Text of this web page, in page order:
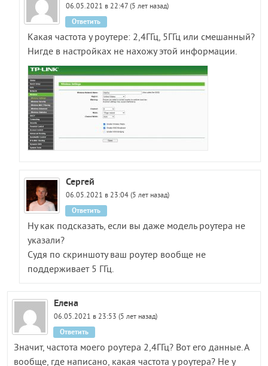
06.05.2021 в 22:47 (5 лет назад)
Какая частота у роутере: 2,4ГГц, 5ГГц или смешанный?
Нигде в настройках не нахожу этой информации.
Ответить
Сергей
06.05.2021 в 23:04 (5 лет назад)
Ну как подсказать, если вы даже модель роутера не
указали?
Судя по скриншоту ваш роутер вообще не
поддерживает 5 ГГц.
Ответить
Елена
06.05.2021 в 23:53 (5 лет назад)
Значит, частота моего роутера 2,4ГГц? Вот его данные. А
вообще, где написано, какая частота у роутера? Не у
Ответить